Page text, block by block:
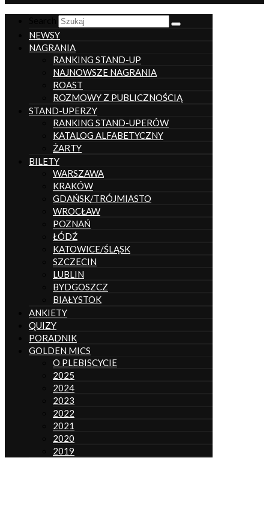
NEWSY
NAGRANIA
RANKING STAND-UP
NAJNOWSZE NAGRANIA
ROAST
ROZMOWY Z PUBLICZNOŚCIĄ
STAND-UPERZY
RANKING STAND-UPERÓW
KATALOG ALFABETYCZNY
ŻARTY
BILETY
WARSZAWA
KRAKÓW
GDAŃSK/TRÓJMIASTO
WROCŁAW
POZNAŃ
ŁÓDŹ
KATOWICE/ŚLĄSK
SZCZECIN
LUBLIN
BYDGOSZCZ
BIAŁYSTOK
ANKIETY
QUIZY
PORADNIK
GOLDEN MICS
O PLEBISCYCIE
2025
2024
2023
2022
2021
2020
2019